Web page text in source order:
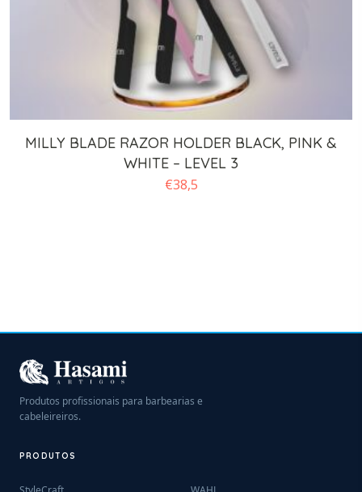
MILLY BLADE RAZOR HOLDER BLACK, PINK &
WHITE – LEVEL 3
€38,5
Produtos profissionais para barbearias e
cabeleireiros.
PRODUTOS